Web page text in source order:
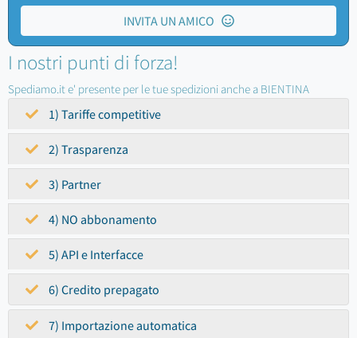
INVITA UN AMICO
I nostri punti di forza!
Spediamo.it e' presente per le tue spedizioni anche a BIENTINA
1) Tariffe competitive
2) Trasparenza
3) Partner
4) NO abbonamento
5) API e Interfacce
6) Credito prepagato
7) Importazione automatica